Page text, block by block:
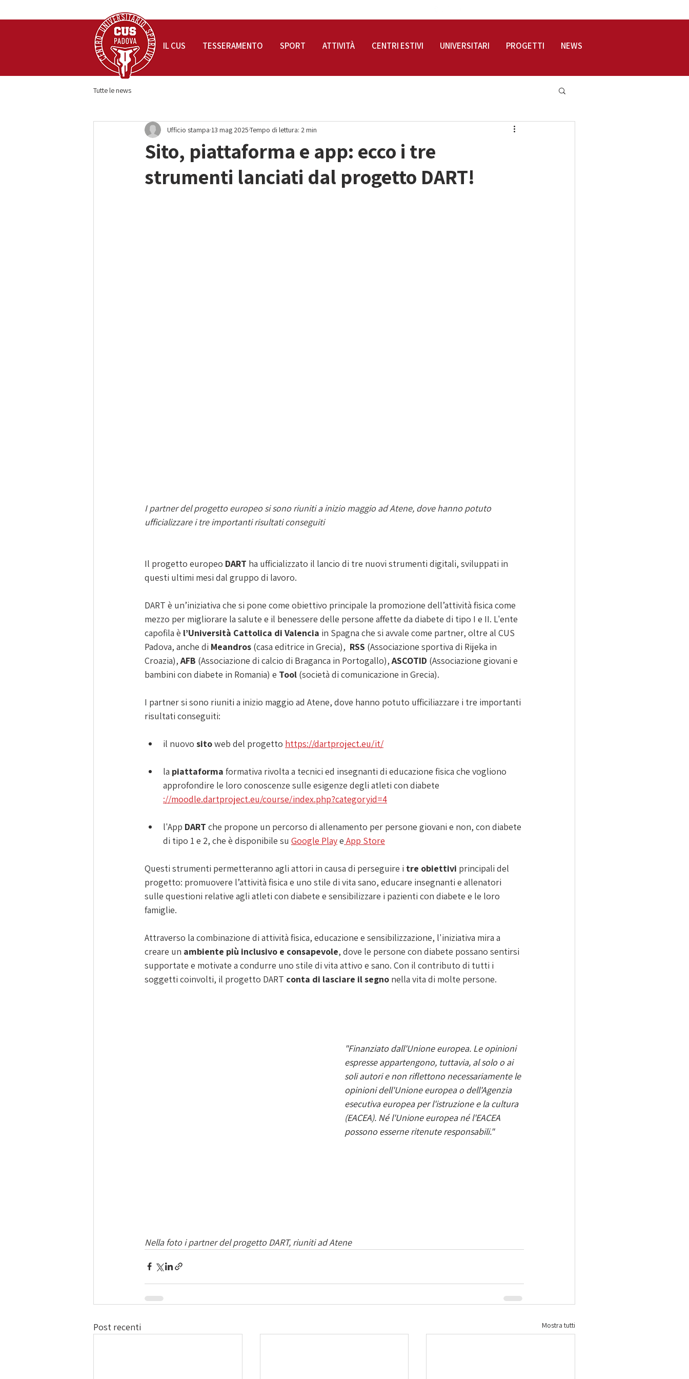
Tutte le news
Sito, piattaforma e app: ecco i tre
strumenti lanciati dal progetto DART!
Ufficio stampa 13 mag 2025Tempo di lettura: 2 min
I partner del progetto europeo si sono riuniti a inizio maggio ad Atene, dove hanno potuto
ufficializzare i tre importanti risultati conseguiti
Il progetto europeo DART ha ufficializzato il lancio di tre nuovi strumenti digitali, sviluppati in
questi ultimi mesi dal gruppo di lavoro.
DART è un’iniziativa che si pone come obiettivo principale la promozione dell’attività fisica come
mezzo per migliorare la salute e il benessere delle persone affette da diabete di tipo I e II. L'ente
capofila è l’Università Cattolica di Valencia in Spagna che si avvale come partner, oltre al CUS
Padova, anche di Meandros (casa editrice in Grecia), RSS (Associazione sportiva di Rijeka in
Croazia), AFB (Associazione di calcio di Braganca in Portogallo), ASCOTID (Associazione giovani e
bambini con diabete in Romania) e Tool (società di comunicazione in Grecia).
I partner si sono riuniti a inizio maggio ad Atene, dove hanno potuto ufficiliazzare i tre importanti
risultati conseguiti:
il nuovo sito web del progetto https://dartproject.eu/it/
la piattaforma formativa rivolta a tecnici ed insegnanti di educazione fisica che vogliono
approfondire le loro conoscenze sulle esigenze degli atleti con diabete
://moodle.dartproject.eu/course/index.php?categoryid=4
l'App DART che propone un percorso di allenamento per persone giovani e non, con diabete
di tipo 1 e 2, che è disponibile su Google Play e App Store
Questi strumenti permetteranno agli attori in causa di perseguire i tre obiettivi principali del
progetto: promuovere l’attività fisica e uno stile di vita sano, educare insegnanti e allenatori
sulle questioni relative agli atleti con diabete e sensibilizzare i pazienti con diabete e le loro
famiglie.
Attraverso la combinazione di attività fisica, educazione e sensibilizzazione, l'iniziativa mira a
creare un ambiente più inclusivo e consapevole, dove le persone con diabete possano sentirsi
supportate e motivate a condurre uno stile di vita attivo e sano. Con il contributo di tutti i
soggetti coinvolti, il progetto DART conta di lasciare il segno nella vita di molte persone.
"Finanziato dall'Unione europea. Le opinioni
espresse appartengono, tuttavia, al solo o ai
soli autori e non riflettono necessariamente le
opinioni dell'Unione europea o dell'Agenzia
esecutiva europea per l'istruzione e la cultura
(EACEA). Né l'Unione europea né l'EACEA
possono esserne ritenute responsabili."
Nella foto i partner del progetto DART, riuniti ad Atene
Post recenti Mostra tutti
IL CUS TESSERAMENTO SPORT ATTIVITÀ CENTRI ESTIVI UNIVERSITARI PROGETTI NEWS